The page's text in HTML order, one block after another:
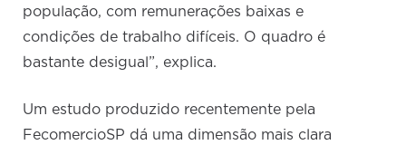
população, com remunerações baixas e
condições de trabalho difíceis. O quadro é
bastante desigual”, explica.
Um estudo produzido recentemente pela
FecomercioSP dá uma dimensão mais clara